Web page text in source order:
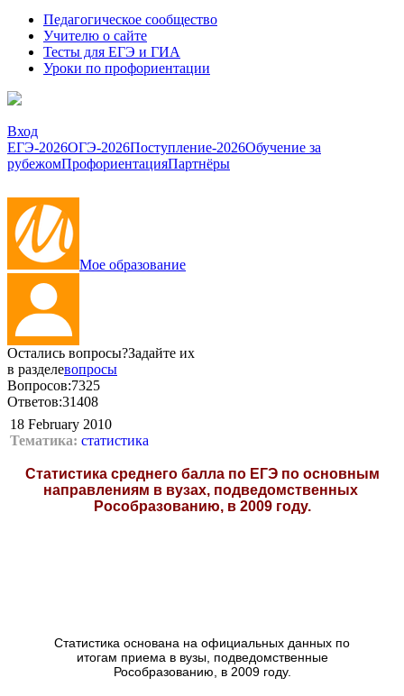
Педагогическое сообщество
Учителю о сайте
Тесты для ЕГЭ и ГИА
Уроки по профориентации
Вход
ЕГЭ-2026ОГЭ-2026Поступление-2026Обучение за
рубежомПрофориентацияПартнёры
Мое образование
Остались вопросы?Задайте их
в разделевопросы
Вопросов:7325
Ответов:31408
18 February 2010
Тематика: статистика
Статистика среднего балла по ЕГЭ по основным
направлениям в вузах, подведомственных
Рособразованию, в 2009 году.
Статистика основана на официальных данных по
итогам приема в вузы, подведомственные
Рособразованию, в 2009 году.